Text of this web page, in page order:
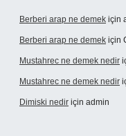
Berberi arap ne demek için
Berberi arap ne demek için
Mustahrec ne demek nedir
Mustahrec ne demek nedir
Dimiski nedir için admin